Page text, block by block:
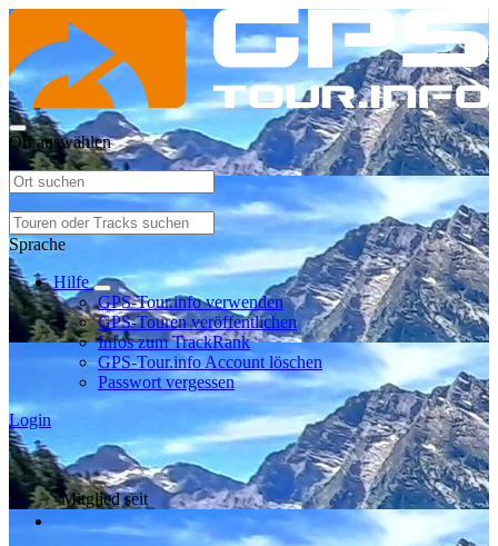
Ort auswählen
Sprache
Hilfe
GPS-Tour.info verwenden
GPS-Touren veröffentlichen
Infos zum TrackRank
GPS-Tour.info Account löschen
Passwort vergessen
Login
Mitglied seit